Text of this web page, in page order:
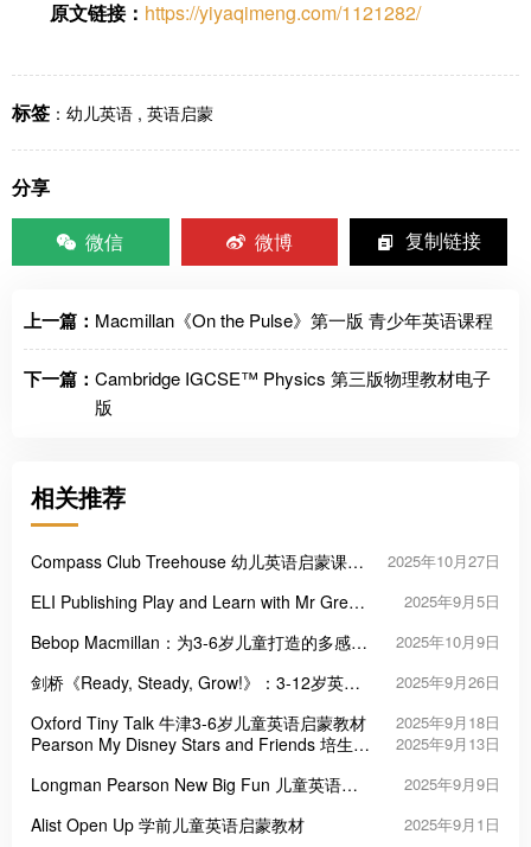
原文链接： https://yiyaqimeng.com/1121282/
标签 ： 幼儿英语 , 英语启蒙
分享
微信
微博 复制链接
上一篇： Macmillan《On the Pulse》第一版 青少年英语课程
下一篇： Cambridge IGCSE™ Physics 第三版物理教材电子
版
相关推荐
Compass Club Treehouse 幼儿英语启蒙课程
2025年10月27日
ELI Publishing Play and Learn with Mr Green
2025年9月5日
Bebop Macmillan：为3-6岁儿童打造的多感官
2025年10月9日
剑桥《Ready, Steady, Grow!》：3-12岁英语
2025年9月26日
Oxford Tiny Talk 牛津3-6岁儿童英语启蒙教材 2025年9月18日
Pearson My Disney Stars and Friends 培生迪
2025年9月13日
Longman Pearson New Big Fun 儿童英语启
2025年9月9日
Alist Open Up 学前儿童英语启蒙教材 2025年9月1日